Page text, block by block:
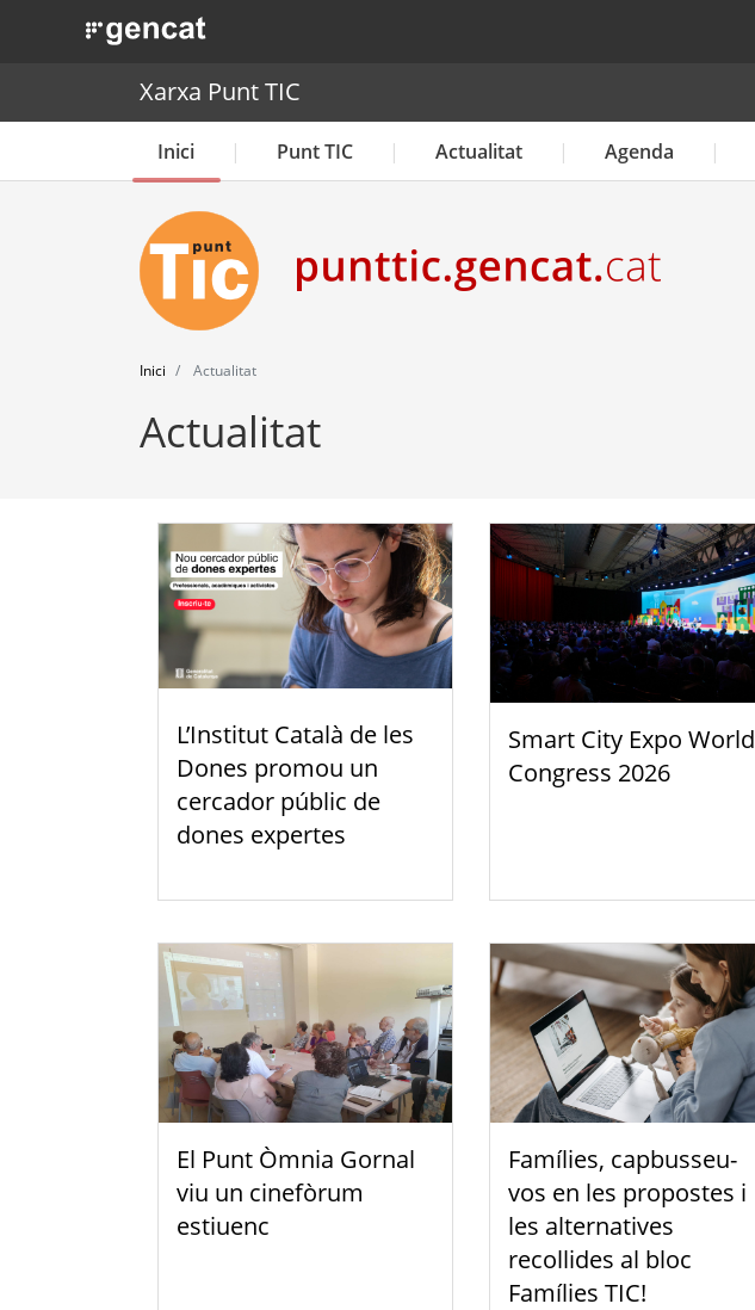
. Obre en una nova finestra.
Xarxa Punt TIC
Inici Punt TIC Actualitat Agenda
Inici Actualitat
Actualitat
L’Institut Català de les
Dones promou un
cercador públic de
dones expertes
Smart City Expo World
Congress 2026
El Punt Òmnia Gornal
viu un cinefòrum
estiuenc
Famílies, capbusseu-
vos en les propostes i
les alternatives
recollides al bloc
Famílies TIC!